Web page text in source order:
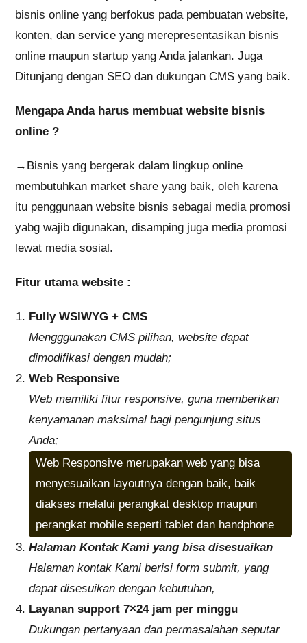
bisnis online yang berfokus pada pembuatan website,
konten, dan service yang merepresentasikan bisnis
online maupun startup yang Anda jalankan. Juga
Ditunjang dengan SEO dan dukungan CMS yang baik.
Mengapa Anda harus membuat website bisnis
online ?
→Bisnis yang bergerak dalam lingkup online
membutuhkan market share yang baik, oleh karena
itu penggunaan website bisnis sebagai media promosi
yabg wajib digunakan, disamping juga media promosi
lewat media sosial.
Fitur utama website :
Fully WSIWYG + CMS
Mengggunakan CMS pilihan, website dapat
dimodifikasi dengan mudah;
Web Responsive
Web memiliki fitur responsive, guna memberikan
kenyamanan maksimal bagi pengunjung situs
Anda;
Web Responsive merupakan web yang bisa
menyesuaikan layoutnya dengan baik, baik
diakses melalui perangkat desktop maupun
perangkat mobile seperti tablet dan handphone
Halaman Kontak Kami yang bisa disesuaikan
Halaman kontak Kami berisi form submit, yang
dapat disesuikan dengan kebutuhan,
Layanan support 7×24 jam per minggu
Dukungan pertanyaan dan permasalahan seputar